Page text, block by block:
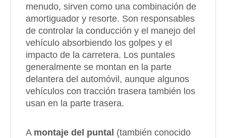
menudo, sirven como una combinación de
amortiguador y resorte. Son responsables
de controlar la conducción y el manejo del
vehículo absorbiendo los golpes y el
impacto de la carretera. Los puntales
generalmente se montan en la parte
delantera del automóvil, aunque algunos
vehículos con tracción trasera también los
usan en la parte trasera.
A montaje del puntal (también conocido